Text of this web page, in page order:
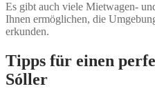
Es gibt auch viele Mietwagen-
Ihnen ermöglichen, die
erkunden.
Tipps für einen
Sóller